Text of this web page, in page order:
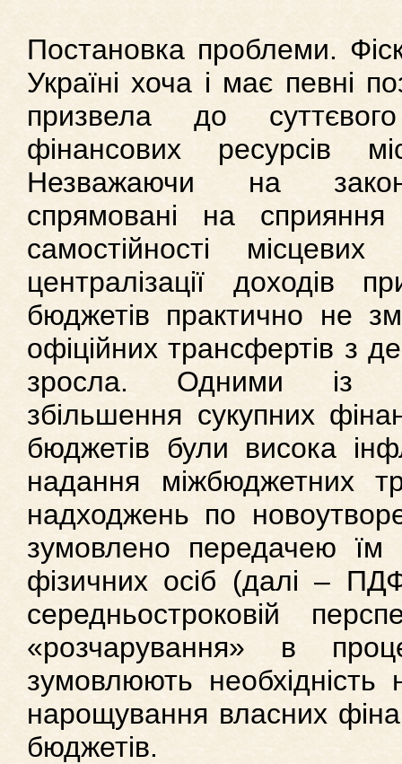
Постановка проблеми.
Україні хоча і має певні
призвела до
фінансових ресурсів
Незважаючи на
спрямовані на сприяння
самостійності
централізації доходів
бюджетів практично не
офіційних трансфертів з
зросла. Одними із
збільшення сукупних
бюджетів були висока
надання міжбюджетних
надходжень по
зумовлено передачею
фізичних осіб (далі –
середньостроковій
«розчарування» в
зумовлюють необхідність
нарощування власних
бюджетів.